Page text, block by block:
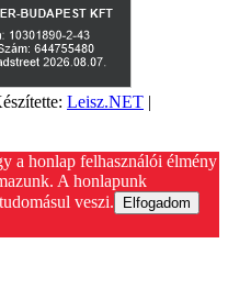
Leisz.NET |
a honlap felhasználói élmény
A honlapunk
veszi.
Elfogadom